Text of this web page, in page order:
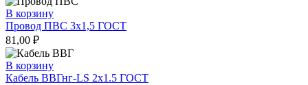
В корзину
Провод ПВС 3х1,5 ГОСТ
81,00 ₽
В корзину
Кабель ВВГнг-LS 2х1.5 ГОСТ